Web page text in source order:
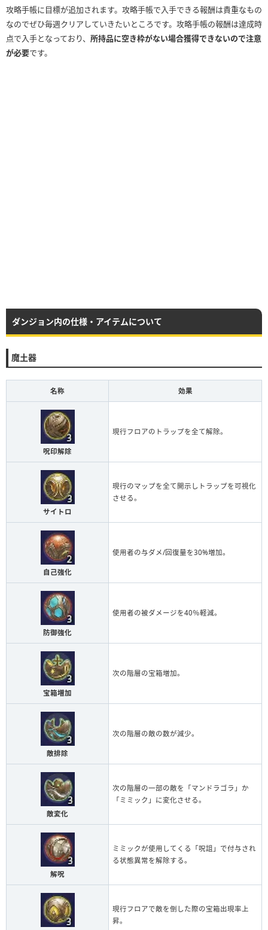
攻略手帳に目標が追加されます。攻略手帳で入手できる報酬は貴重なもの
なのでぜひ毎週クリアしていきたいところです。攻略手帳の報酬は達成時
点で入手となっており、 所持品に空き枠がない場合獲得できないので注意
が必要です。
ダンジョン内の仕様・アイテムについて
魔土器
名称 効果
呪印解除
現行フロアのトラップを全て解除。
サイトロ
現行のマップを全て開示しトラップを可視化
させる。
自己強化
使用者の与ダメ/回復量を30%増加。
防御強化
使用者の被ダメージを40％軽減。
宝箱増加
次の階層の宝箱増加。
敵排除
次の階層の敵の数が減少。
敵変化
次の階層の一部の敵を「マンドラゴラ」か
「ミミック」に変化させる。
解呪
ミミックが使用してくる「呪詛」で付与され
る状態異常を解除する。
現行フロアで敵を倒した際の宝箱出現率上
昇。